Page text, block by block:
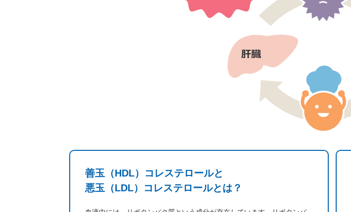
善玉（HDL）コレステロールと
悪玉（LDL）コレステロールとは？